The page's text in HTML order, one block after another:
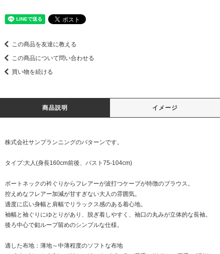
この商品を友達に教える
この商品について問い合わせる
買い物を続ける
商品説明 イメージ
株式会社サンプランニングのパターンです。
タイプ:大人(身長160cm前後、バスト75-104cm)
ボートネックの衿ぐりからフレアーが波打つケープが特徴のブラウス。
控えめなフレアー加減が甘すぎない大人の雰囲気。
適度に広い身幅と肩幅でリラックス感のある着心地。
袖幅と袖ぐりにゆとりがあり、脱ぎ着しやすく、袖口の丸みが立体的な長袖。
後ろ中心で釦ループ留めのシンプルな仕様。
適した布地：薄地～中薄程度のソフトな布地